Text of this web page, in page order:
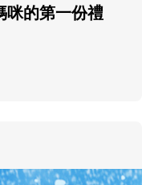
咪的第一份禮